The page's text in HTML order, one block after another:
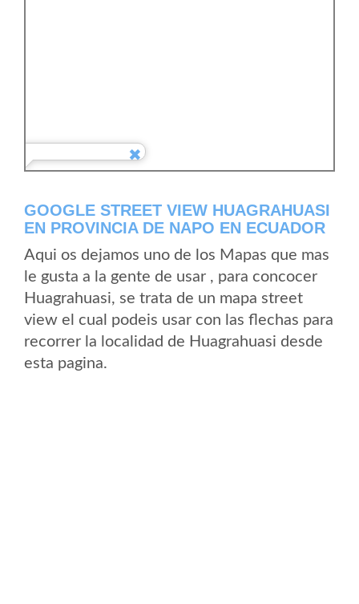
GOOGLE STREET VIEW HUAGRAHUASI
EN PROVINCIA DE NAPO EN ECUADOR
Aqui os dejamos uno de los Mapas que mas
le gusta a la gente de usar , para concocer
Huagrahuasi, se trata de un mapa street
view el cual podeis usar con las flechas para
recorrer la localidad de Huagrahuasi desde
esta pagina.